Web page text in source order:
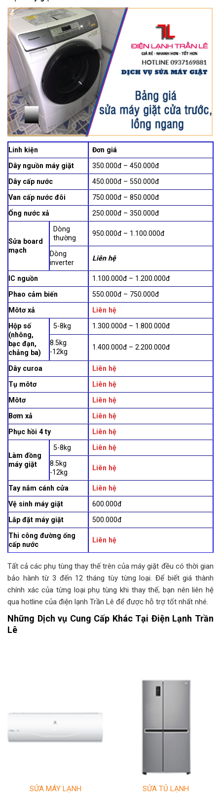
Linh kiện
Đơn giá
Dây nguồn máy giặt
350.000đ – 450.000đ
Dây cấp nước
450.000đ – 550.000đ
Van cấp nước đôi
750.000đ – 850.000đ
Ống nước xả
250.000đ – 350.000đ
Sửa board
mạch
Dòng
thường
950.000đ – 1.100.000đ
Dòng
inverter
Liên hệ
IC nguồn
1.100.000đ – 1.200.000đ
Phao cảm biến
550.000đ – 750.000đ
Môtơ xả
Liên hệ
Hộp số
(nhông,
bạc đạn,
chảng ba)
5-8kg 1.300.000đ – 1.800.000đ
8.5kg
-12kg
1.400.000đ – 2.200.000đ
Dây curoa
Liên hệ
Tụ môtơ
Liên hệ
Môtơ
Liên hệ
Bơm xả
Liên hệ
Phục hồi 4 ty
Liên hệ
Làm đồng
máy giặt
5-8kg
Liên hệ
8.5kg
-12kg
Liên hệ
Tay nắm cánh cửa
Liên hệ
Vệ sinh máy giặt
600.000đ
Lắp đặt máy giặt
500.000đ
Thi công đường ống
cấp nước
Liên hệ
Tất cả các phụ tùng thay thế trên của máy giặt đều có thời gian
bảo hành từ 3 đến 12 tháng tùy từng loại. Để biết giá thành
chính xác của từng loại phụ tùng khi thay thế, bạn nên liên hệ
qua hotline của điện lạnh Trần Lê để được hỗ trợ tốt nhất nhé.
Những Dịch vụ Cung Cấp Khác Tại Điện Lạnh Trần
Lê
SỬA MÁY LẠNH SỬA TỦ LẠNH